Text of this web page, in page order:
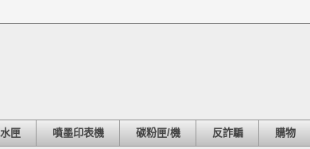
匣 噴墨印表機 碳粉匣/機 反詐騙 購物